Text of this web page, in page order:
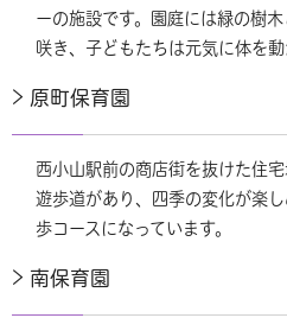
ーの施設です。園庭には緑の樹
咲き、子どもたちは元気に体を動
原町保育園
西小山駅前の商店街を抜けた住
遊歩道があり、四季の変化が楽
歩コースになっています。
南保育園